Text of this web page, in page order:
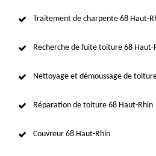
Traitement de charpente 68 Haut-
Recherche de fuite toiture 68 Haut-
Nettoyage et démoussage de
Réparation de toiture 68 Haut-Rhin
Couvreur 68 Haut-Rhin